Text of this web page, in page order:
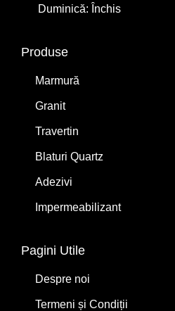
Duminică: Închis
Produse
Marmură
Granit
Travertin
Blaturi Quartz
Adezivi
Impermeabilizant
Pagini Utile
Despre noi
Termeni și Condiții